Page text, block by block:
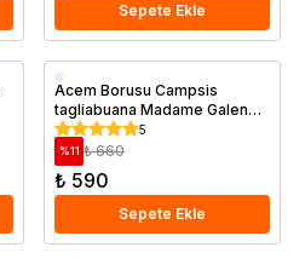
Sepete Ekle
Saksıda
Acem Borusu Campsis
tagliabuana Madame Galen
60 80 cm
5
%11 ₺ 660
₺ 590
Sepete Ekle